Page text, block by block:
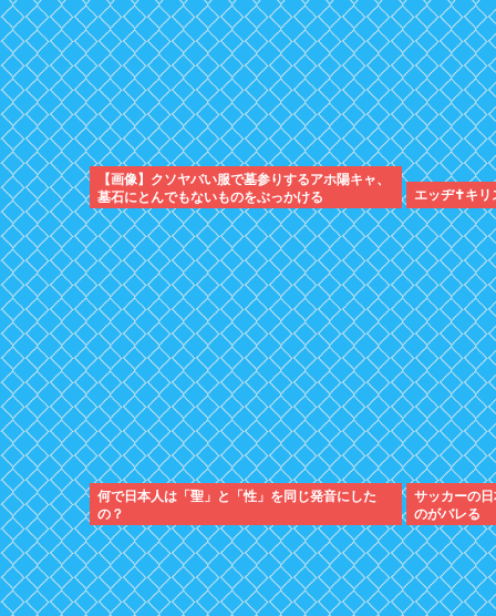
【画像】クソヤバい服で墓参りするアホ陽キャ、
墓石にとんでもないものをぶっかける
エッヂ✝️キリ
何で日本人は「聖」と「性」を同じ発音にした
の？
サッカーの
のがバレる